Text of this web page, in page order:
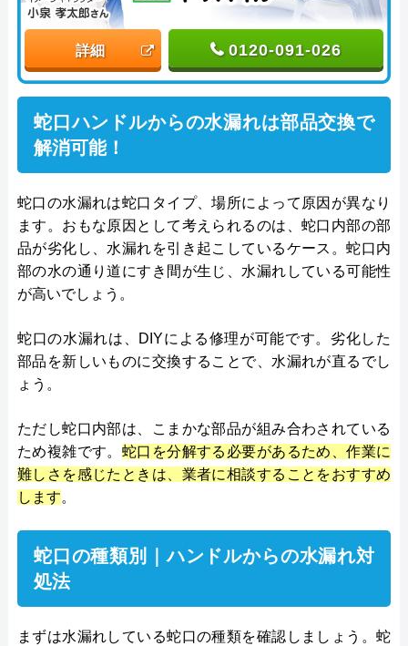
詳細 0120-091-026
蛇口ハンドルからの水漏れは部品交換で
解消可能！
蛇口の水漏れは蛇口タイプ、場所によって原因が異なり
ます。おもな原因として考えられるのは、蛇口内部の部
品が劣化し、水漏れを引き起こしているケース。蛇口内
部の水の通り道にすき間が生じ、水漏れしている可能性
が高いでしょう。
蛇口の水漏れは、DIYによる修理が可能です。劣化した
部品を新しいものに交換することで、水漏れが直るでし
ょう。
ただし蛇口内部は、こまかな部品が組み合わされている
ため複雑です。 蛇口を分解する必要があるため、作業に
難しさを感じたときは、業者に相談することをおすすめ
します。
蛇口の種類別｜ハンドルからの水漏れ対
処法
まずは水漏れしている蛇口の種類を確認しましょう。蛇